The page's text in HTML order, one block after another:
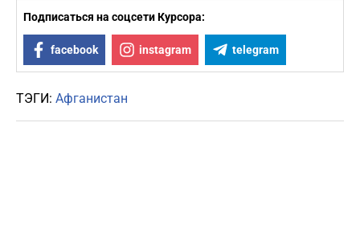
Подписаться на соцсети Курсора:
facebook instagram telegram
ТЭГИ: Афганистан